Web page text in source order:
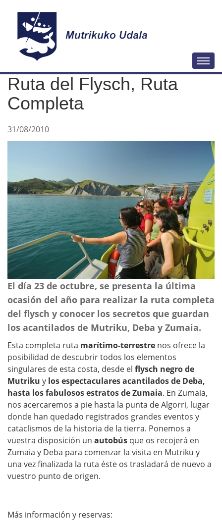
a
Ruta del Flysch, Ruta
Completa
31/08/2010
El día 23 de octubre, se presenta la última
ocasión del año para realizar la ruta completa
del flysch y conocer los secretos que guardan
los acantilados de Mutriku, Deba y Zumaia.
Esta completa ruta marítimo-terrestre nos ofrece la
posibilidad de descubrir todos los elementos
singulares de esta costa, desde el flysch negro de
Mutriku y los espectaculares acantilados de Deba,
hasta los fabulosos estratos de Zumaia. En Zumaia,
nos acercaremos a pie hasta la punta de Algorri, lugar
donde han quedado registrados grandes eventos y
cataclismos de la historia de la tierra. Ponemos a
vuestra disposición un autobús que os recojerá en
Zumaia y Deba para comenzar la visita en Mutriku y
una vez finalizada la ruta éste os trasladará de nuevo a
vuestro punto de origen.
Más información y reservas: